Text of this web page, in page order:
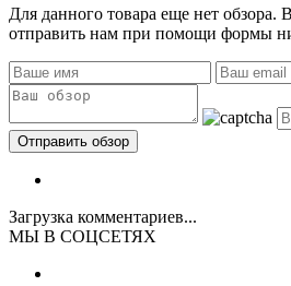
Для данного товара еще нет обзора.
отправить нам при помощи формы
Загрузка комментариев...
МЫ В СОЦСЕТЯХ